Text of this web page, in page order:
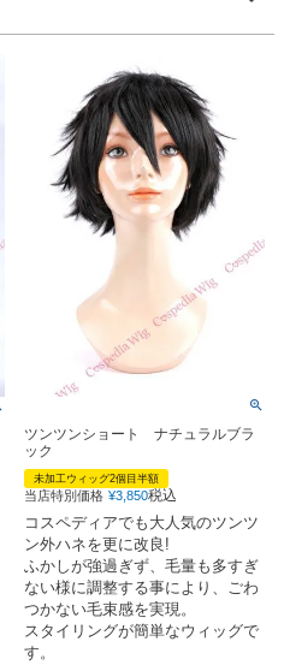
ツンツンショート ナチュラルブラ
ック
未加工ウィッグ2個目半額
当店特別価格 ¥3,850税込
コスペディアでも大人気のツンツ
ン外ハネを更に改良!
ふかしが強過ぎず、毛量も多すぎ
ない様に調整する事により、ごわ
つかない毛束感を実現。
スタイリングが簡単なウィッグで
す。